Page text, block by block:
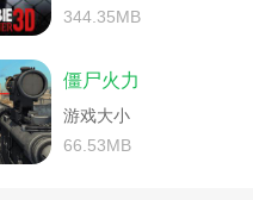
fifa角球进攻(fifa21角球战术没反应)
344.35MB
僵尸火力
游戏大小
66.53MB